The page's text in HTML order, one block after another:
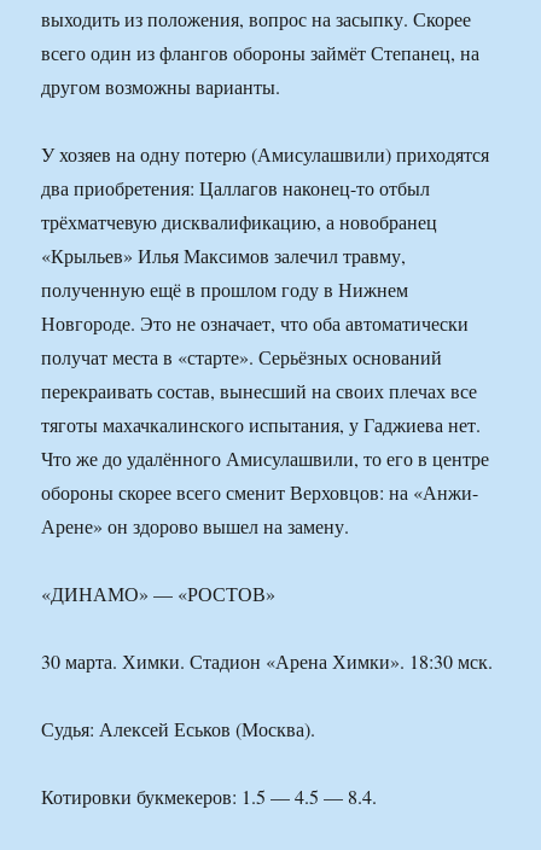
выходить из положения, вопрос на засыпку. Скорее
всего один из флангов обороны займёт Степанец, на
другом возможны варианты.
У хозяев на одну потерю (Амисулашвили) приходятся
два приобретения: Цаллагов наконец-то отбыл
трёхматчевую дисквалификацию, а новобранец
«Крыльев» Илья Максимов залечил травму,
полученную ещё в прошлом году в Нижнем
Новгороде. Это не означает, что оба автоматически
получат места в «старте». Серьёзных оснований
перекраивать состав, вынесший на своих плечах все
тяготы махачкалинского испытания, у Гаджиева нет.
Что же до удалённого Амисулашвили, то его в центре
обороны скорее всего сменит Верховцов: на «Анжи-
Арене» он здорово вышел на замену.
«ДИНАМО» — «РОСТОВ»
30 марта. Химки. Стадион «Арена Химки». 18:30 мск.
Судья: Алексей Еськов (Москва).
Котировки букмекеров: 1.5 — 4.5 — 8.4.